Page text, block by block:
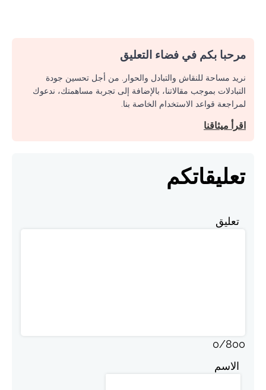
مرحبا بكم في فضاء التعليق
نريد مساحة للنقاش والتبادل والحوار. من أجل تحسين جودة
التبادلات بموجب مقالاتنا، بالإضافة إلى تجربة مساهمتك، ندعوك
لمراجعة قواعد الاستخدام الخاصة بنا.
اقرأ ميثاقنا
تعليقاتكم
تعليق
0/800
الاسم